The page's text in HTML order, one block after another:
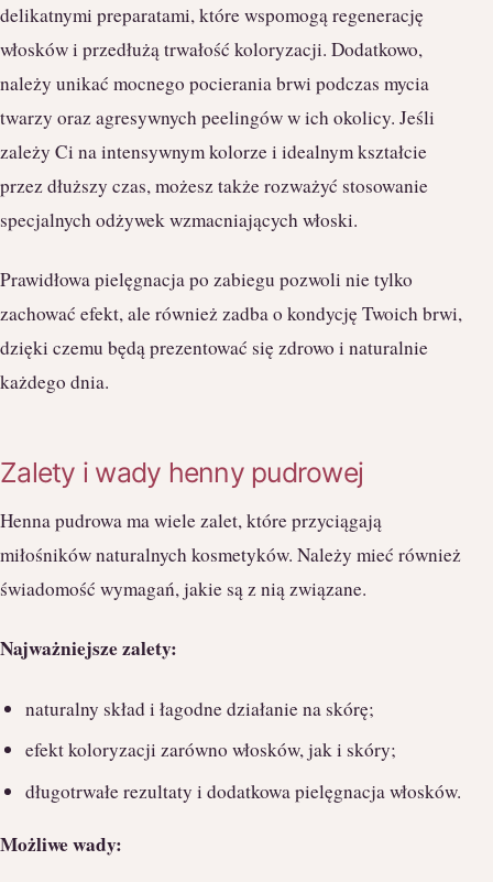
delikatnymi preparatami, które wspomogą regenerację
włosków i przedłużą trwałość koloryzacji. Dodatkowo,
należy unikać mocnego pocierania brwi podczas mycia
twarzy oraz agresywnych peelingów w ich okolicy. Jeśli
zależy Ci na intensywnym kolorze i idealnym kształcie
przez dłuższy czas, możesz także rozważyć stosowanie
specjalnych odżywek wzmacniających włoski.
Prawidłowa pielęgnacja po zabiegu pozwoli nie tylko
zachować efekt, ale również zadba o kondycję Twoich brwi,
dzięki czemu będą prezentować się zdrowo i naturalnie
każdego dnia.
Zalety i wady henny pudrowej
Henna pudrowa ma wiele zalet, które przyciągają
miłośników naturalnych kosmetyków. Należy mieć również
świadomość wymagań, jakie są z nią związane.
Najważniejsze zalety:
naturalny skład i łagodne działanie na skórę;
efekt koloryzacji zarówno włosków, jak i skóry;
długotrwałe rezultaty i dodatkowa pielęgnacja włosków.
Możliwe wady: